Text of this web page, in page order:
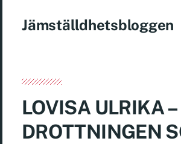
Jämställdhetsbloggen
LOVISA ULRIKA –
DROTTNINGEN